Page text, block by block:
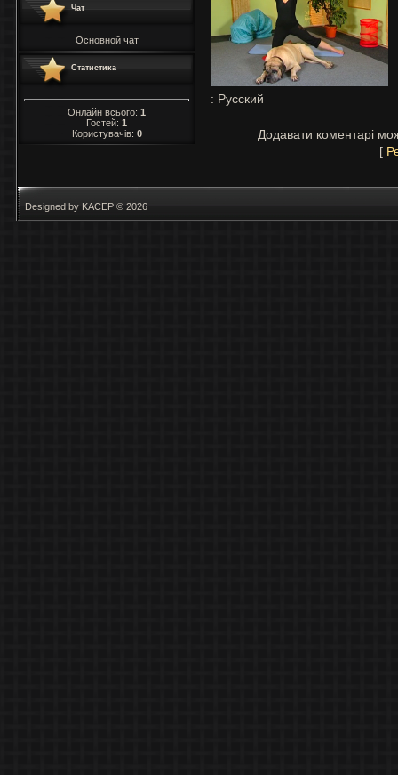
Чат
Основной чат
Статистика
Онлайн всього: 1
Гостей: 1
Користувачів: 0
: Русский
Додавати коментарі
[
Designed by KACEP © 2026